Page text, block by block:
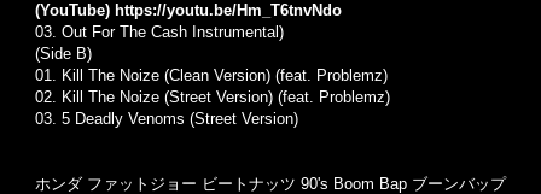
(YouTube) https://youtu.be/Hm_T6tnvNdo
03. Out For The Cash Instrumental)
(Side B)
01. Kill The Noize (Clean Version) (feat. Problemz)
02. Kill The Noize (Street Version) (feat. Problemz)
03. 5 Deadly Venoms (Street Version)
ホンダ ファットジョー ビートナッツ 90's Boom Bap ブーンバップ